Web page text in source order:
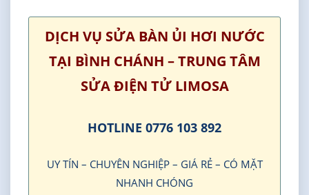
DỊCH VỤ SỬA BÀN ỦI HƠI NƯỚC
TẠI BÌNH CHÁNH – TRUNG TÂM
SỬA ĐIỆN TỬ LIMOSA
HOTLINE 0776 103 892
UY TÍN – CHUYÊN NGHIỆP – GIÁ RẺ – CÓ MẶT
NHANH CHÓNG